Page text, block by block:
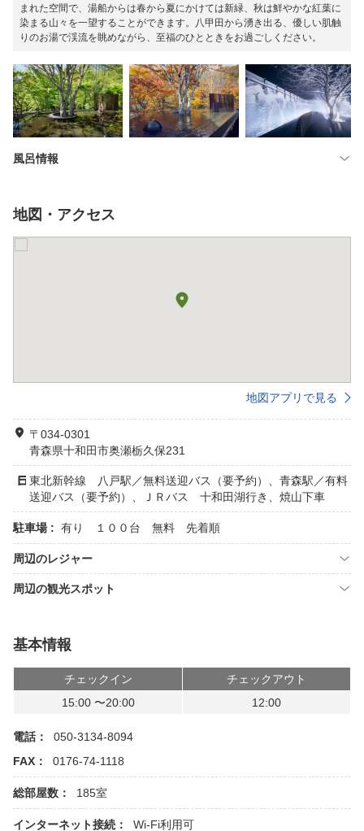
まれた空間で、湯船からは春から夏にかけては新緑、秋は鮮やかな紅葉に
染まる山々を一望することができます。八甲田から湧き出る、優しい肌触
りのお湯で渓流を眺めながら、至福のひとときをお過ごしください。
風呂情報
地図・アクセス
地図アプリで見る
〒034-0301
青森県十和田市奥瀬栃久保231
東北新幹線 八戸駅／無料送迎バス（要予約）、青森駅／有料
送迎バス（要予約）、ＪＲバス 十和田湖行き、焼山下車
駐車場 : 有り １００台 無料 先着順
周辺のレジャー
周辺の観光スポット
基本情報
チェックイン
チェックアウト
15:00 〜20:00
12:00
電話：
050-3134-8094
FAX：
0176-74-1118
総部屋数： 185室
インターネット接続： Wi-Fi利用可